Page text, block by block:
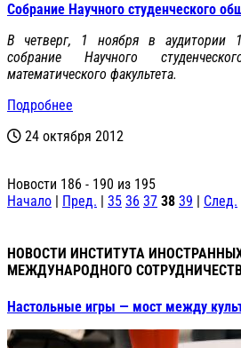
Cобрание Научного студенческого
В четверг, 1 ноября в аудитории
собрание Научного
математического факультета.
Подробнее
24 октября 2012
Новости 186 - 190 из 195
Начало | Пред. | 35 36 37 38 39 | След.
НОВОСТИ ИНСТИТУТА
МЕЖДУНАРОДНОГО
Настольные игры — мост между